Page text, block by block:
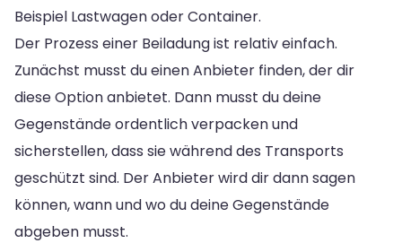
Beispiel Lastwagen oder Container.
Der Prozess einer Beiladung ist relativ einfach.
Zunächst musst du einen Anbieter finden, der dir
diese Option anbietet. Dann musst du deine
Gegenstände ordentlich verpacken und
sicherstellen, dass sie während des Transports
geschützt sind. Der Anbieter wird dir dann sagen
können, wann und wo du deine Gegenstände
abgeben musst.